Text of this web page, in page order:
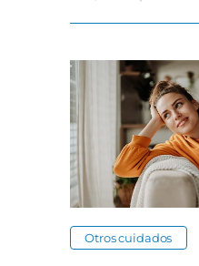
Otros cuidados